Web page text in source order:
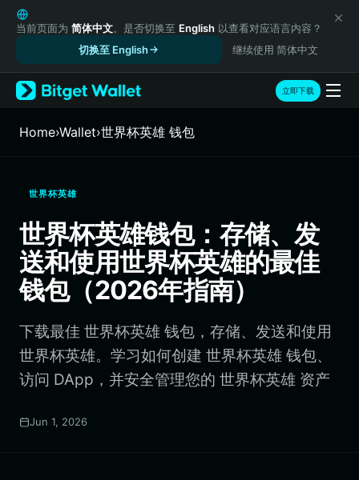
English
日本語
Русский
Español (Latinoamérica)
Türkçe
Italiano
繁體中文
Português (Portugal)
Bahasa Indonesia
ภาษาไทย
हिन्दी
Português (Brasil)
Español (Argentina)
当前页面为 简体中文。是否切换至 English 以查看对应语言内容？
切换至 English
继续使用 简体中文
立即下载
Home›Wallet›世界杯英雄 钱包
世界杯英雄
世界杯英雄钱包：存储、发
送和使用世界杯英雄的最佳
钱包（2026年指南）
下载最佳 世界杯英雄 钱包，存储、发送和使用
世界杯英雄。学习如何创建 世界杯英雄 钱包、
访问 DApp，并安全管理您的 世界杯英雄 资产
Jun 1, 2026